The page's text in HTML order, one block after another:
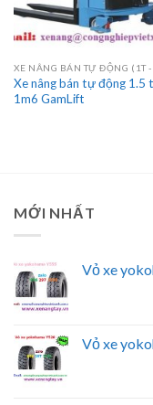
XE NÂNG BÁN TỰ ĐỘNG (1T
Xe nâng bán tự động 1.5
1m6 GamLift
MỚI NHẤT
Vỏ xe
Vỏ xe